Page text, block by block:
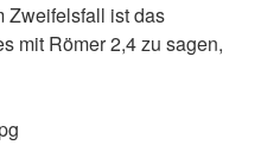
Zweifelsfall ist das
mit Römer 2,4 zu sagen,